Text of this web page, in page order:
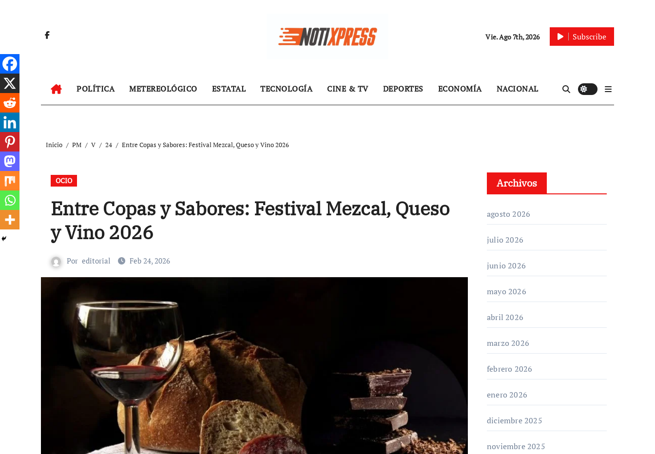
Vie. Ago 7th, 2026 Subscribe
POLÍTICA METEREOLÓGICO ESTATAL TECNOLOGÍA CINE & TV DEPORTES ECONOMÍA NACIONAL
Inicio PM V 24 Entre Copas y Sabores: Festival Mezcal, Queso y Vino 2026
OCIO
Entre Copas y Sabores: Festival Mezcal, Queso
y Vino 2026
Por editorial Feb 24, 2026
Archivos
agosto 2026
julio 2026
junio 2026
mayo 2026
abril 2026
marzo 2026
febrero 2026
enero 2026
diciembre 2025
noviembre 2025